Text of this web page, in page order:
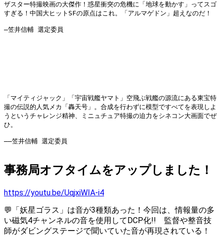
ザスター特撮映画の大傑作！惑星衝突の危機に「地球を動かす」ってスゴ
すぎる！中国大ヒットSFの原点はこれ。「アルマゲドン」超えなのだ！
―笠井信輔 選定委員
「マイティジャック」「宇宙戦艦ヤマト」空飛ぶ戦艦の源流にある東宝特
撮の伝説的人気メカ「轟天号」。合成を行わずに模型ですべてを表現しよ
うというチャレンジ精神、ミニュチュア特撮の迫力をシネコン大画面でぜ
ひ。
――笠井信輔 選定委員
事務局オフタイムをアップしました！
https://youtu.be/UqjxiWIA-i4
💬「妖星ゴラス」は音が3種類あった！今回は、情報量の多
い磁気4チャンネルの音を使用してDCP化!! 監督や整音技
師がダビングステージで聞いていた音が再現されている！